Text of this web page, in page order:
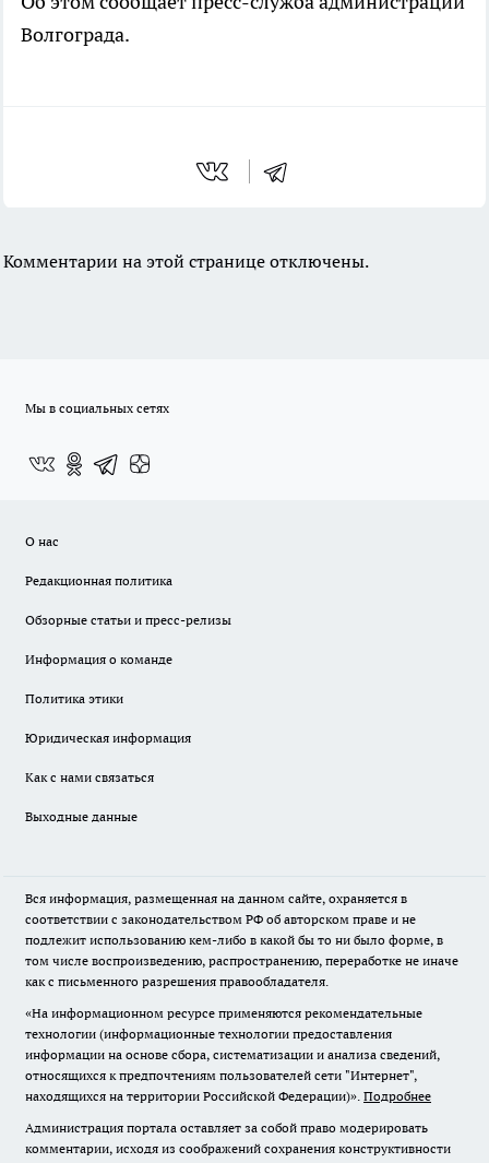
Волгограда.
Комментарии на этой странице отключены.
Мы в социальных сетях
О нас
Редакционная политика
Обзорные статьи и пресс-релизы
Информация о команде
Политика этики
Юридическая информация
Как с нами связаться
Выходные данные
Вся информация, размещенная на данном сайте, охраняется в
соответствии с законодательством РФ об авторском праве и не
подлежит использованию кем-либо в какой бы то ни было форме, в
том числе воспроизведению, распространению, переработке не иначе
как с письменного разрешения правообладателя.
«На информационном ресурсе применяются рекомендательные
технологии (информационные технологии предоставления
информации на основе сбора, систематизации и анализа сведений,
относящихся к предпочтениям пользователей сети "Интернет",
находящихся на территории Российской Федерации)». Подробнее
Администрация портала оставляет за собой право модерировать
комментарии, исходя из соображений сохранения конструктивности